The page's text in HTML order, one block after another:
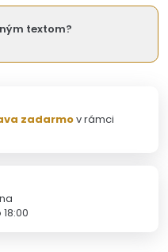
textom?
zadarmov rámci